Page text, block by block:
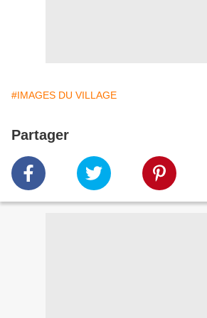
#IMAGES DU VILLAGE
Partager